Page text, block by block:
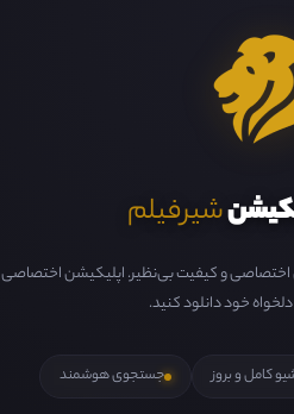
شیرفیلم
اختصاصی و کیفیت بی‌نظیر. اپلیکیشن اختصاصی
دلخواه خود دانلود کنید.
کامل و بروز جستجوی هوشمند